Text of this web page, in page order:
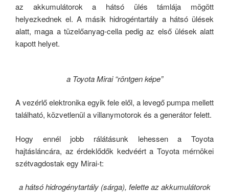
az akkumulátorok a hátsó ülés támlája mögött
helyezkednek el. A másik hidrogéntartály a hátsó ülések
alatt, maga a tüzelőanyag-cella pedig az első ülések alatt
kapott helyet.
a Toyota Mirai “röntgen képe”
A vezérlő elektronika egyik fele elől, a levegő pumpa mellett
található, közvetlenül a villanymotorok és a generátor felett.
Hogy ennél jobb rálátásunk lehessen a Toyota
hajtásláncára, az érdeklődők kedvéért a Toyota mérnökei
szétvagdostak egy Mirai-t:
a hátsó hidrogénytartály (sárga), felette az akkumulátorok